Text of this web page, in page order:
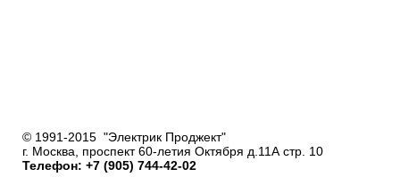
© 1991-2015 "Электрик Проджект"
г. Москва, проспект 60-летия Октября д.11А стр. 10
Телефон: +7 (905) 744-42-02